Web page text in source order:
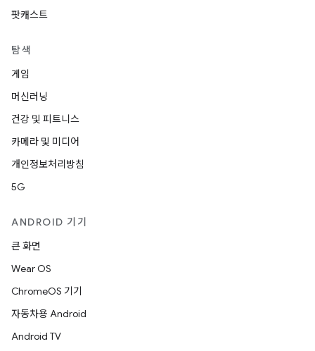
팟캐스트
탐색
게임
머신러닝
건강 및 피트니스
카메라 및 미디어
개인정보처리방침
5G
ANDROID 기기
큰 화면
Wear OS
ChromeOS 기기
자동차용 Android
Android TV